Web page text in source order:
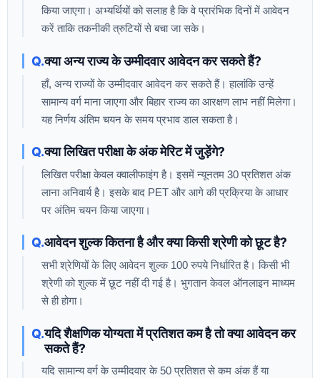
किया जाएगा। अभ्यर्थियों को सलाह है कि वे प्रारंभिक दिनों में आवेदन
करें ताकि तकनीकी त्रुटियों से बचा जा सके।
क्या अन्य राज्य के उम्मीदवार आवेदन कर सकते हैं?
हाँ, अन्य राज्यों के उम्मीदवार आवेदन कर सकते हैं। हालांकि उन्हें
सामान्य वर्ग माना जाएगा और बिहार राज्य का आरक्षण लाभ नहीं मिलेगा।
यह निर्णय अंतिम चयन के समय प्रभाव डाल सकता है।
क्या लिखित परीक्षा के अंक मेरिट में जुड़ेंगे?
लिखित परीक्षा केवल क्वालीफाइंग है। इसमें न्यूनतम 30 प्रतिशत अंक
लाना अनिवार्य है। इसके बाद PET और आगे की प्रक्रिया के आधार
पर अंतिम चयन किया जाएगा।
आवेदन शुल्क कितना है और क्या किसी श्रेणी को छूट है?
सभी श्रेणियों के लिए आवेदन शुल्क 100 रुपये निर्धारित है। किसी भी
श्रेणी को शुल्क में छूट नहीं दी गई है। भुगतान केवल ऑनलाइन माध्यम
से ही होगा।
यदि शैक्षणिक योग्यता में प्रतिशत कम है तो क्या आवेदन कर
सकते हैं?
यदि सामान्य वर्ग के उम्मीदवार के 50 प्रतिशत से कम अंक हैं या